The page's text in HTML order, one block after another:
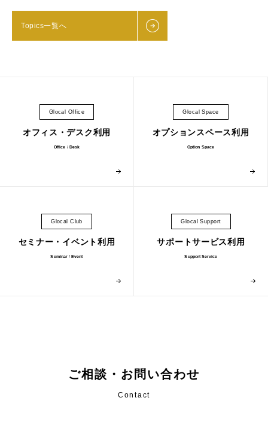
Topics一覧へ
Glocal Office
オフィス・デスク利用
Office /Desk
Glocal Space
オプションスペース利用
Option Space
Glocal Club
セミナー・イベント利用
Seminar/ Event
Glocal Support
サポートサービス利用
Support Service
ご相談・お問い合わせ
Contact